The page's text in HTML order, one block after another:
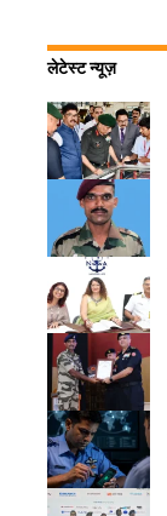
लेटेस्ट न्यूज़